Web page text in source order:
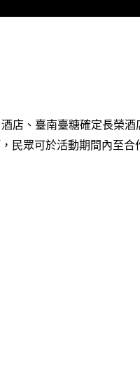
店 、臺南臺糖確定長榮酒
，民眾可於活動期間內至